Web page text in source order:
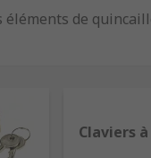
éléments de
formes,
pour tous vos
Claviers